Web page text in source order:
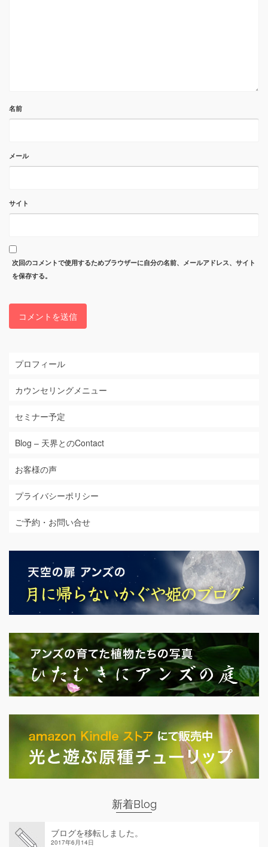
名前
メール
サイト
次回のコメントで使用するためブラウザーに自分の名前、メールアドレス、サイト
を保存する。
プロフィール
カウンセリングメニュー
セミナー予定
Blog – 天界とのContact
お客様の声
プライバシーポリシー
ご予約・お問い合せ
新着Blog
ブログを移転しました。
2017年6月14日